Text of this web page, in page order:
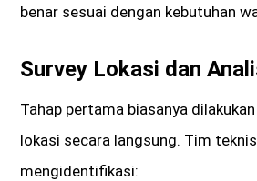
benar sesuai dengan kebutuhan
Survey Lokasi dan
Tahap pertama biasanya
lokasi secara langsung. Tim
mengidentifikasi: